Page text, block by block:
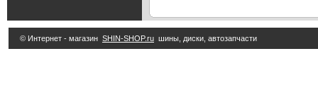
© Интернет - магазин SHIN-SHOP.ru шины, диски, автозапчасти